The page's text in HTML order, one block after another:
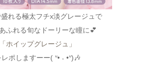
れる極太フチx淡グレージュで
ふれる旬なドーリーな瞳に💕
「ホイップグレージュ」
レポしますーー( ᐡ• ˕ •ᐡ)🎶